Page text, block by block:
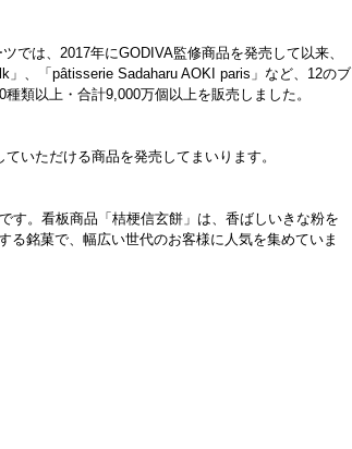
では、2017年にGODIVA監修商品を発売して以来、
、「pâtisserie Sadaharu AOKI paris」など、12のブ
類以上・合計9,000万個以上を販売しました。
いただける商品を発売してまいります。
す。看板商品「桔梗信玄餅」は、香ばしいきな粉を
銘菓で、幅広い世代のお客様に人気を集めていま